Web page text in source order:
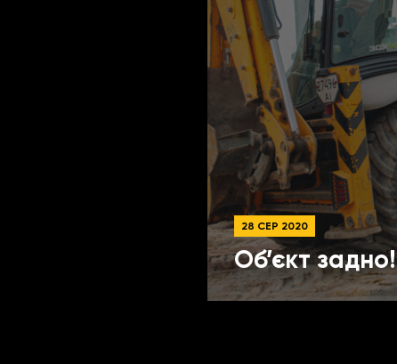
28 СЕР 2020
Об’єкт задно!